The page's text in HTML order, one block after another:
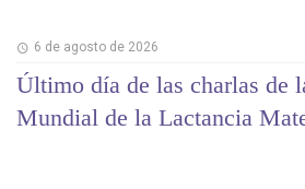
6 de agosto de 2026
Último día de las charlas de
Mundial de la Lactancia